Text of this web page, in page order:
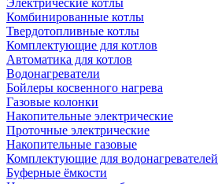
Электрические котлы
Комбинированные котлы
Твердотопливные котлы
Комплектующие для котлов
Автоматика для котлов
Водонагреватели
Бойлеры косвенного нагрева
Газовые колонки
Накопительные электрические
Проточные электрические
Накопительные газовые
Комплектующие для водонагревателей
Буферные ёмкости